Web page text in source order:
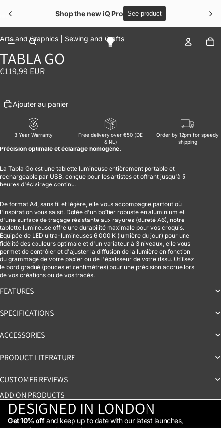
Shop the new iQ Pro See product
Arts and Graphics | Sewing and Crafts
TABLA GO
€119,99 EUR
Ajouter au panier
3 Year Warranty
Free delivery over €50 (DE
& NL)
Order by 12pm for speedy
shipping
Précision optimale et éclairage homogène.
La Tabla Go est une tablette lumineuse entièrement portable et
rechargeable par USB, conçue pour les artistes et offrant jusqu'à 5
heures d'éclairage continu.
De format A4, sans fil et légère, elle vous accompagne partout où
l'inspiration vous saisit. Dotée d'un boîtier robuste en aluminium et
d'une surface de traçage résistante aux rayures (dureté A6), notre
tablette lumineuse offre une durabilité maximale pour vos croquis.
Équipée de LED ultra-lumineuses 6 000 K (lumière du jour) pour une
fidélité des couleurs optimale et d'un variateur à 3 niveaux, elle vous
permet de contrôler et d'ajuster la diffusion de la lumière en fonction
du grammage de votre papier ou de l'épaisseur de votre tissu. Utilisez
le bord gradué (pouces et centimètres) pour une précision accrue lors
de vos créations ou de vos tracés.
FEATURES
SPECIFICATIONS
ACCESSORIES
PRODUCT LITERATURE
CUSTOMER REVIEWS
ADD ON PRODUCTS
DESIGNED IN LONDON
Get 10% offand keep up to date with our latest launches,
promotions, and so much more →